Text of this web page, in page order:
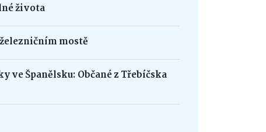
života
mostě
ve Španělsku: Občané z Třebíčska